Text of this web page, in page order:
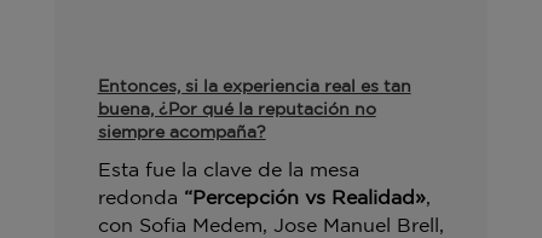
Entonces, si la experiencia real es tan
buena, ¿Por qué la reputación no
siempre acompaña?
Esta fue la clave de la mesa
redonda “Percepción vs Realidad»,
con Sofia Medem, Jose Manuel Brell,